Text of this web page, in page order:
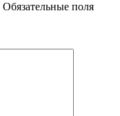
Обязательные поля